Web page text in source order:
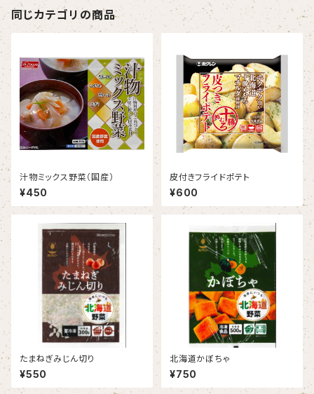
同じカテゴリの商品
汁物ミックス野菜（国産）
¥450
皮付きフライドポテト
¥600
たまねぎみじん切り
¥550
北海道かぼちゃ
¥750